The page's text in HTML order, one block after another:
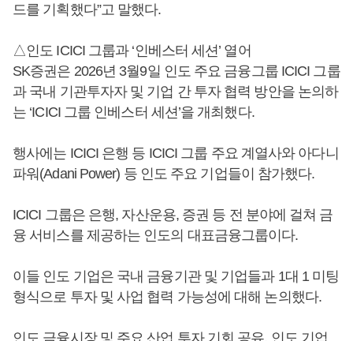
드를 기획했다”고 말했다.
△인도 ICICI 그룹과 ‘인베스터 세션’ 열어
SK증권은 2026년 3월9일 인도 주요 금융그룹 ICICI 그룹
과 국내 기관투자자 및 기업 간 투자 협력 방안을 논의하
는 ‘ICICI 그룹 인베스터 세션’을 개최했다.
행사에는 ICICI 은행 등 ICICI 그룹 주요 계열사와 아다니
파워(Adani Power) 등 인도 주요 기업들이 참가했다.
ICICI 그룹은 은행, 자산운용, 증권 등 전 분야에 걸쳐 금
융 서비스를 제공하는 인도의 대표금융그룹이다.
이들 인도 기업은 국내 금융기관 및 기업들과 1대 1 미팅
형식으로 투자 및 사업 협력 가능성에 대해 논의했다.
인도 금융시장 및 주요 산업 투자 기회 공유, 인도 기업